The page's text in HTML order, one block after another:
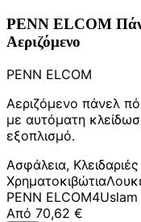
PENN ELCOM
Αεριζόμενο
PENN ELCOM
Αεριζόμενο πάνελ
με αυτόματη
εξοπλισμό.
Ασφάλεια,
Χρηματοκιβώτια
PENN ELCOM4U
Από 70,62 €